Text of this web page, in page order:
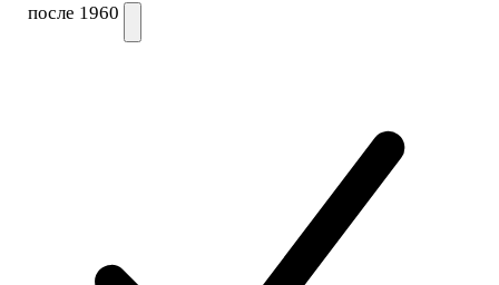
после 1960